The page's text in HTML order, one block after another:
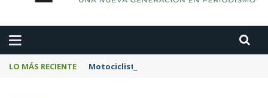
LO MÁS RECIENTE Motociclista resulta lesionado tras chocar